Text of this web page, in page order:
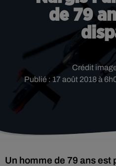
de 79
Publié : 17 août 2018 à
Crédit
Un homme de 79 ans